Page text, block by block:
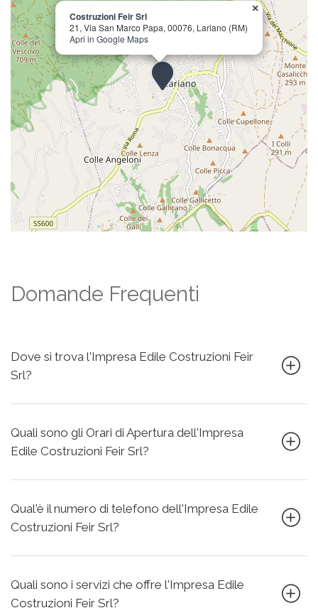
Costruzioni Feir Srl
21, Via San Marco Papa, 00076, Lariano (RM)
Apri in Google Maps
×
Domande Frequenti
Dove si trova l'Impresa Edile Costruzioni Feir
Srl?
Quali sono gli Orari di Apertura dell'Impresa
Edile Costruzioni Feir Srl?
Qual'è il numero di telefono dell'Impresa Edile
Costruzioni Feir Srl?
Quali sono i servizi che offre l'Impresa Edile
Costruzioni Feir Srl?